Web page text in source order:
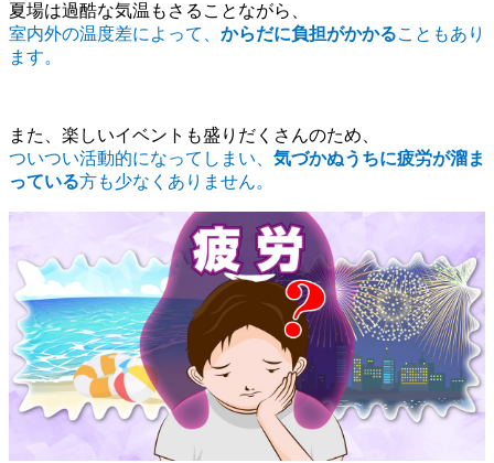
夏場は過酷な気温もさることながら、
室内外の温度差によって、 からだに負担がかかることもあり
ます。
また、楽しいイベントも盛りだくさんのため、
ついつい活動的になってしまい、 気づかぬうちに疲労が溜ま
っている方も少なくありません。